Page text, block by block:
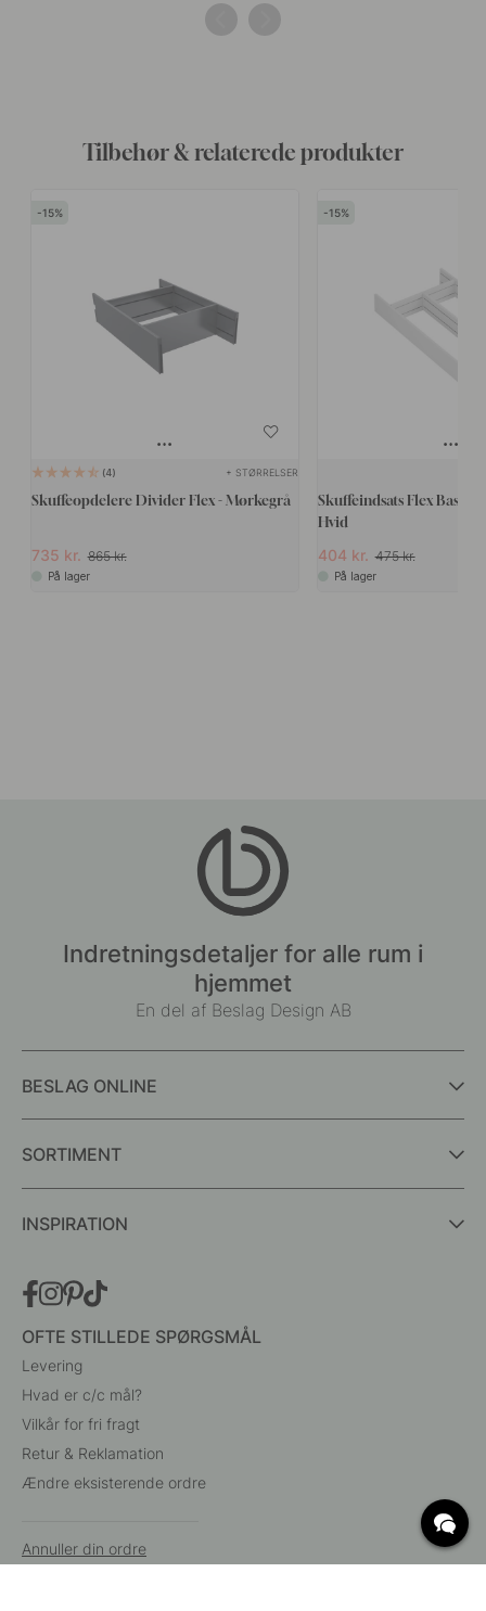
Tilbehør & relaterede produkter
15
4 + STØRRELSER
Skuffeopdelere Divider Flex - Mørkegrå
735 kr. 865 kr.
På lager
15
Skuffeindsats Flex Basic
Hvid
404 kr. 475 kr.
På lager
Indretningsdetaljer for alle rum i
hjemmet
En del af Beslag Design AB
BESLAG ONLINE
SORTIMENT
INSPIRATION
OFTE STILLEDE SPØRGSMÅL
Levering
Hvad er c/c mål?
Vilkår for fri fragt
Retur & Reklamation
Ændre eksisterende ordre
Annuller din ordre